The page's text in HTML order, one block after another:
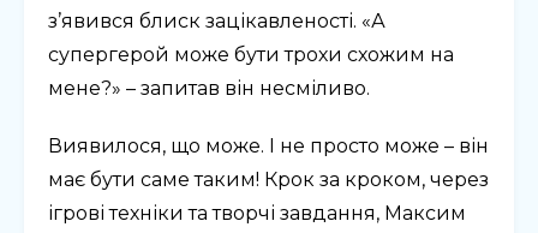
з’явився блиск зацікавленості. «А
супергерой може бути трохи схожим на
мене?» – запитав він несміливо.
Виявилося, що може. І не просто може – він
має бути саме таким! Крок за кроком, через
ігрові техніки та творчі завдання, Максим